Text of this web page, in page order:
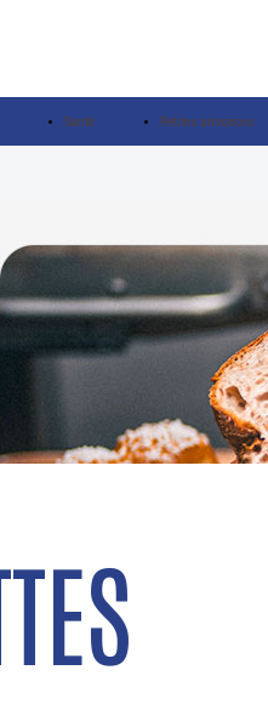
Santé Petites annonces